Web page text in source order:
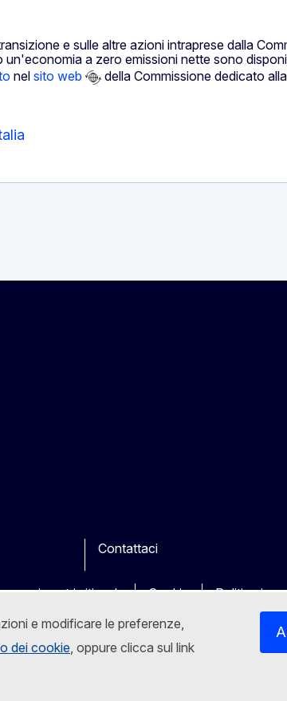
e modificare le preferenze,
dei cookie, oppure clicca sul link
e sulle altre azioni intraprese dalla
a zero emissioni nette sono
nel sito web della Commissione dedicato
Contattaci
sui nostri siti web
Cookie Politica in